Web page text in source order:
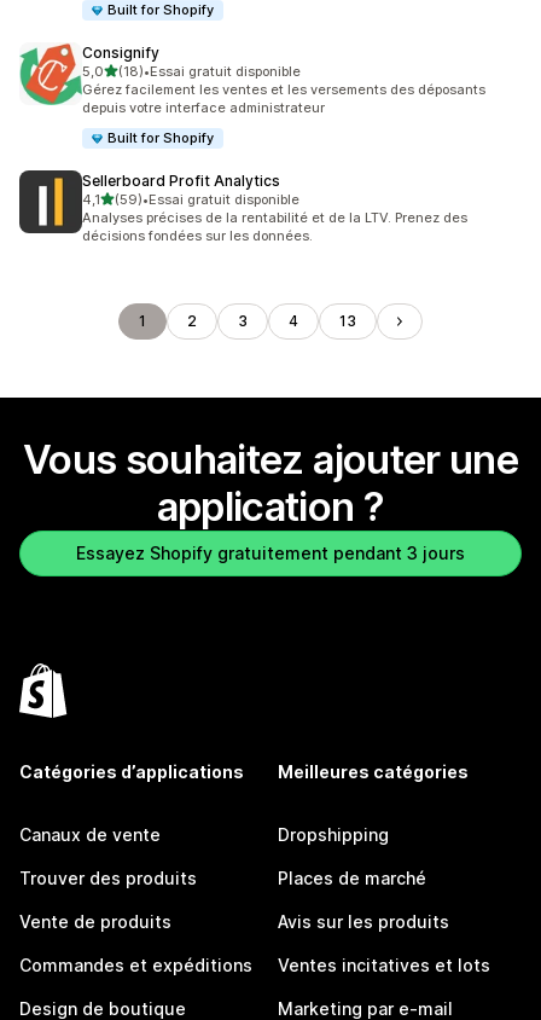
Built for Shopify
Consignify
5,0étoile(s) sur 5
(18)
18 avis au total
•Essai gratuit disponible
Gérez facilement les ventes et les versements des déposants
depuis votre interface administrateur
Built for Shopify
Sellerboard Profit Analytics
4,1étoile(s) sur 5
(59)
59 avis au total
•Essai gratuit disponible
Analyses précises de la rentabilité et de la LTV. Prenez des
décisions fondées sur les données.
1 2 3 4 13
Vous souhaitez ajouter une
application ?
Essayez Shopify gratuitement pendant 3 jours
Catégories d’applications
Canaux de vente
Trouver des produits
Vente de produits
Commandes et expéditions
Design de boutique
Meilleures catégories
Dropshipping
Places de marché
Avis sur les produits
Ventes incitatives et lots
Marketing par e-mail